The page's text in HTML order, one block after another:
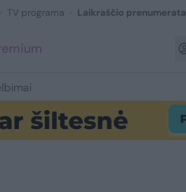
TV programa Laikraščio prenumerata